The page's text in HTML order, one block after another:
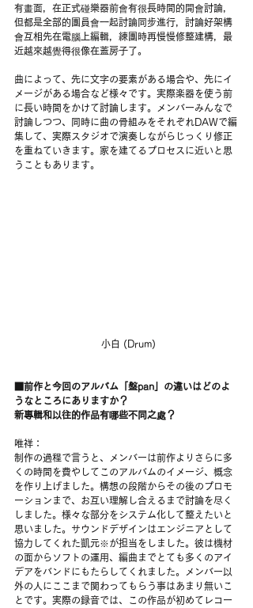
有畫面，在正式碰樂器前會有很長時間的開會討論，
但都是全部的團員會一起討論同步進行，討論好架構
會互相先在電腦上編輯，練團時再慢慢修整建構，最
近越來越覺得很像在蓋房子了。
曲によって、先に文字の要素がある場合や、先にイ
メージがある場合など様々です。実際楽器を使う前
に長い時間をかけて討論します。メンバーみんなで
討論しつつ、同時に曲の骨組みをそれぞれDAWで編
集して、実際スタジオで演奏しながらじっくり修正
を重ねていきます。家を建てるプロセスに近いと思
うこともあります。
小白 (Drum)
■前作と今回のアルバム「盤pan」の違いはどのよ
うなところにありますか？
新專輯和以往的作品有哪些不同之處？
唯祥：
制作の過程で言うと、メンバーは前作よりさらに多
くの時間を費やしてこのアルバムのイメージ、概念
を作り上げました。構想の段階からその後のプロモ
ーションまで、お互い理解し合えるまで討論を尽く
しました。様々な部分をシステム化して整えたいと
思いました。サウンドデザインはエンジニアとして
協力してくれた凱元※が担当をしました。彼は機材
の面からソフトの運用、編曲までとても多くのアイ
デアをバンドにもたらしてくれました。メンバー以
外の人にここまで関わってもらう事はあまり無いこ
とです。実際の録音では、この作品が初めてレコー